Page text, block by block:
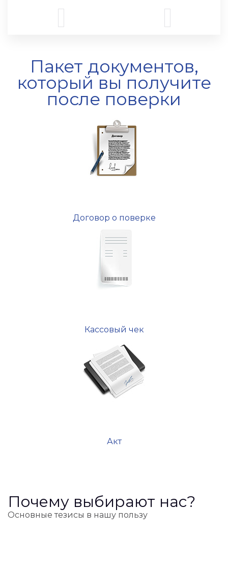
Пакет документов,
который вы получите
после поверки
Договор о поверке
Кассовый чек
Акт
Почему выбирают нас?
Основные тезисы в нашу пользу